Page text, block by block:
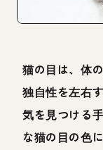
猫の目は、体
独自性を左右
気を見つける
な猫の目の色